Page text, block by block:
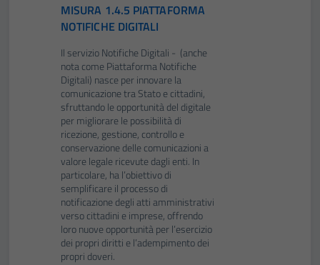
MISURA 1.4.5 PIATTAFORMA
NOTIFICHE DIGITALI
Il servizio Notifiche Digitali - (anche
nota come Piattaforma Notifiche
Digitali) nasce per innovare la
comunicazione tra Stato e cittadini,
sfruttando le opportunità del digitale
per migliorare le possibilità di
ricezione, gestione, controllo e
conservazione delle comunicazioni a
valore legale ricevute dagli enti. In
particolare, ha l’obiettivo di
semplificare il processo di
notificazione degli atti amministrativi
verso cittadini e imprese, offrendo
loro nuove opportunità per l’esercizio
dei propri diritti e l’adempimento dei
propri doveri.